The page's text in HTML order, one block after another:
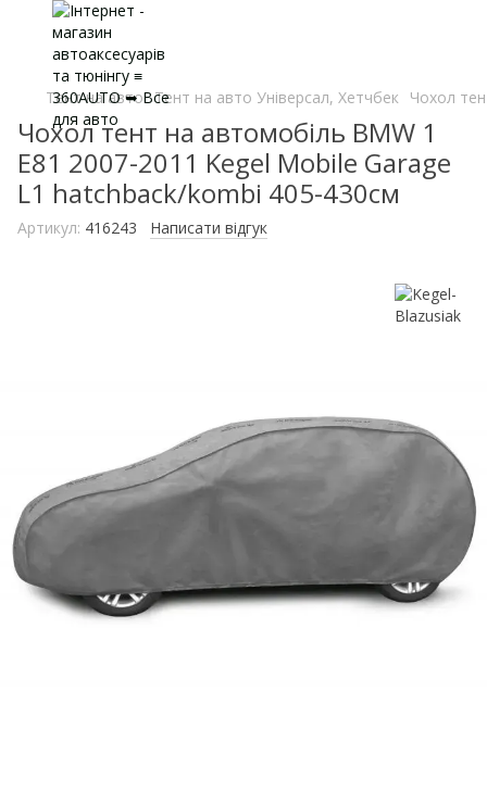
Тент на авто Тент на авто Універсал, Хетчбек Чохол
Чохол тент на автомобіль BMW 1
E81 2007-2011 Kegel Mobile Garage
L1 hatchback/kombi 405-430см
Артикул: 416243 Написати відгук